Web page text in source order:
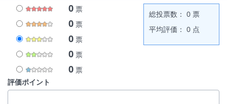
0 票
0 票
0 票
0 票
0 票
総投票数： 0 票
平均評価： 0 点
評価ポイント